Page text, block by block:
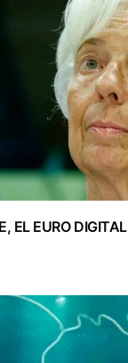
EL EURO DIGITAL